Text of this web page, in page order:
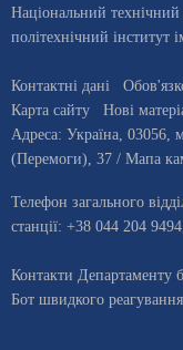
Національний
політехнічний інститут
Контактні дані
Карта сайту
Нові
Адреса: Україна 03056 ,
(Перемоги), 37 / Мапа
Телефон загального
станцiї: +38 044 204 9494
Контакти Департаменту
Бот швидкого реагування